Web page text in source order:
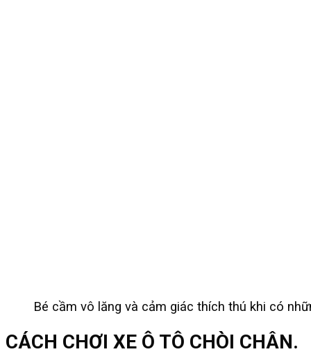
Bé cầm vô lăng và cảm giác thích thú khi có
CÁCH CHƠI XE Ô TÔ CHÒI CHÂN.